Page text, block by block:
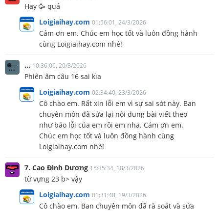
Hay 🥳 quá
Loigiaihay.com 01:56:01, 24/3/2026
Cảm ơn em. Chúc em học tốt và luôn đồng hành
cùng Loigiaihay.com nhé!
... 10:36:06, 20/3/2026
Phiên âm câu 16 sai kìa
Loigiaihay.com 02:34:40, 23/3/2026
Cô chào em. Rất xin lỗi em vì sự sai sót này. Ban
chuyên môn đã sửa lại nội dung bài viết theo
như báo lỗi của em rồi em nha. Cảm ơn em.
Chúc em học tốt và luôn đồng hành cùng
Loigiaihay.com nhé!
7. Cao Đình Dương 15:35:34, 18/3/2026
từ vựng 23 b> vậy
Loigiaihay.com 01:31:48, 19/3/2026
Cô chào em. Ban chuyên môn đã rà soát và sửa